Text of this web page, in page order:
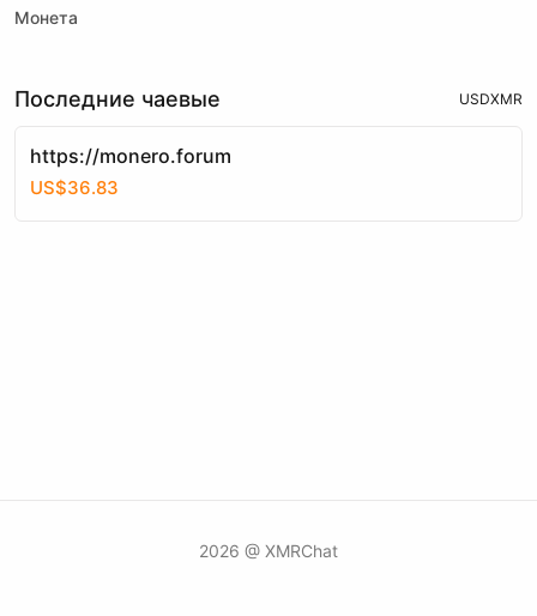
Монета
Последние чаевые USDXMR
https://monero.forum
US$36.83
2026 @ XMRChat